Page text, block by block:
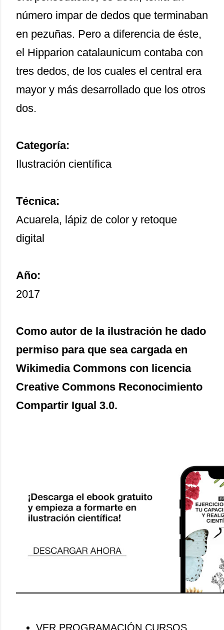
número impar de dedos que terminaban
en pezuñas. Pero a diferencia de éste,
el Hipparion catalaunicum contaba con
tres dedos, de los cuales el central era
mayor y más desarrollado que los otros
dos.
Categoría:
Ilustración científica
Técnica:
Acuarela, lápiz de color y retoque
digital
Año:
2017
Como autor de la ilustración he dado
permiso para que sea cargada en
Wikimedia Commons con licencia
Creative Commons Reconocimiento
Compartir Igual 3.0.
VER PROGRAMACIÓN CURSOS